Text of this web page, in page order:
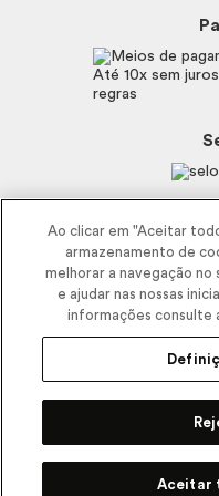
Código de defesa do
Trabalhe com a gente
Recomendações
Fale Conosco
E-mailAté 10x sem
regras
CEP 11900-000 | CNPJ/MF
Ao clicar em "Aceitar
armazenamento de
melhorar a navegação
e ajudar nas nossas
informações consulte
Aceitar